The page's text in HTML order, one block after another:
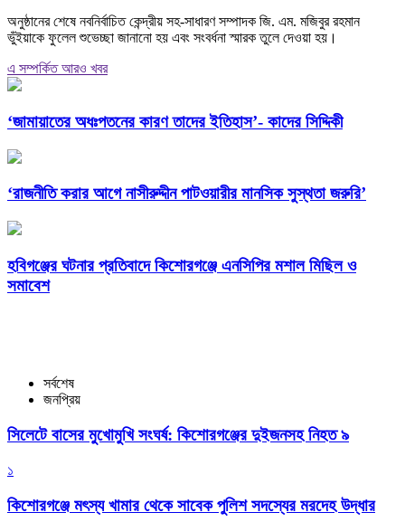
অনুষ্ঠানের শেষে নবনির্বাচিত কেন্দ্রীয় সহ-সাধারণ সম্পাদক জি. এম. মজিবুর রহমান
ভুঁইয়াকে ফুলেল শুভেচ্ছা জানানো হয় এবং সংবর্ধনা স্মারক তুলে দেওয়া হয়।
এ সম্পর্কিত আরও খবর
‘জামায়াতের অধঃপতনের কারণ তাদের ইতিহাস’- কাদের সিদ্দিকী
‘রাজনীতি করার আগে নাসীরুদ্দীন পাটওয়ারীর মানসিক সুস্থতা জরুরি’
হবিগঞ্জের ঘটনার প্রতিবাদে কিশোরগঞ্জে এনসিপির মশাল মিছিল ও
সমাবেশ
সর্বশেষ
জনপ্রিয়
সিলেটে বাসের মুখোমুখি সংঘর্ষ: কিশোরগঞ্জের দুইজনসহ নিহত ৯
১
কিশোরগঞ্জে মৎস্য খামার থেকে সাবেক পুলিশ সদস্যের মরদেহ উদ্ধার